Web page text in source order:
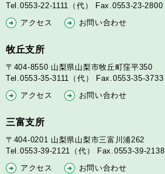
Tel.0553-22-1111（代）
Fax.0553-23-2800
アクセス
お問い合わせ
牧丘支所
〒404-8550 山梨県山梨市牧丘町窪平350
Tel.0553-35-3111（代）
Fax.0553-35-3733
アクセス
お問い合わせ
三富支所
〒404-0201 山梨県山梨市三富川浦262
Tel.0553-39-2121（代）
Fax.0553-39-2138
アクセス
お問い合わせ